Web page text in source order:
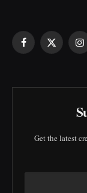
Facebook
X
Get the latest